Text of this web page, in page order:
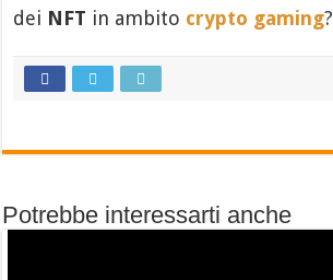
dei NFT in ambito crypto gaming?
Potrebbe interessarti anche